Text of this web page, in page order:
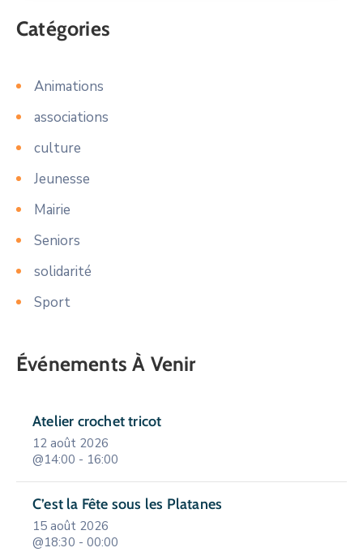
Catégories
Animations
associations
culture
Jeunesse
Mairie
Seniors
solidarité
Sport
Événements À Venir
Atelier crochet tricot
12 août 2026
@14:00 - 16:00
C’est la Fête sous les Platanes
15 août 2026
@18:30 - 00:00